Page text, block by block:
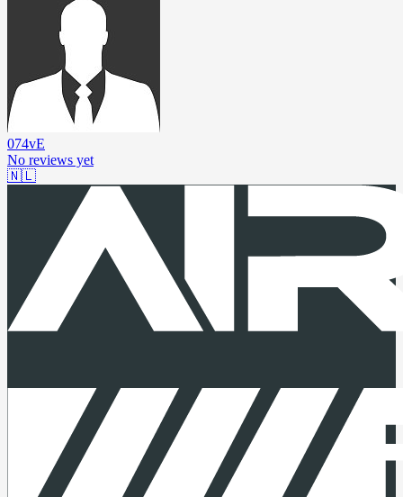
074vE
No reviews yet
🇳🇱